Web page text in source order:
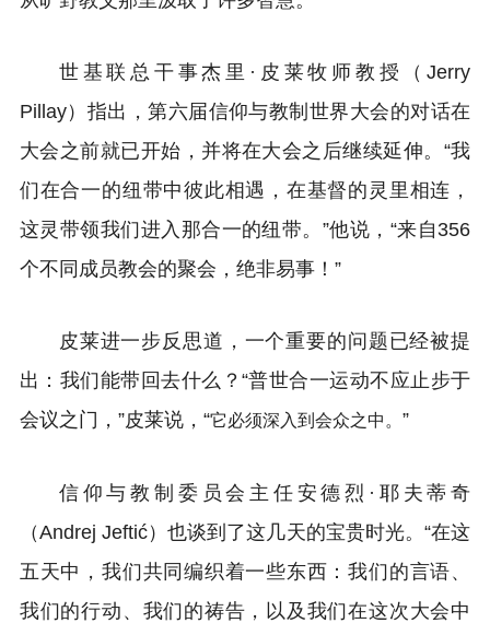
世基联总干事杰里·皮莱牧师教授（Jerry
Pillay）指出，第六届信仰与教制世界大会的对话在
大会之前就已开始，并将在大会之后继续延伸。“我
们在合一的纽带中彼此相遇，在基督的灵里相连，
这灵带领我们进入那合一的纽带。”他说，“来自356
个不同成员教会的聚会，绝非易事！”
皮莱进一步反思道，一个重要的问题已经被提
出：我们能带回去什么？“普世合一运动不应止步于
会议之门，”皮莱说，“它必须深入到会众之中。 ”
信仰与教制委员会主任安德烈·耶夫蒂奇
（Andrej Jeftić）也谈到了这几天的宝贵时光。“在这
五天中，我们共同编织着一些东西：我们的言语、
我们的行动、我们的祷告，以及我们在这次大会中